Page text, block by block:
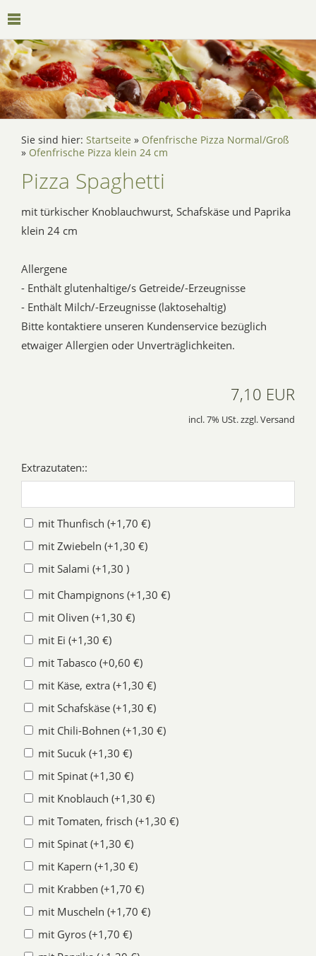
Sie sind hier: Startseite » Ofenfrische Pizza Normal/Groß
» Ofenfrische Pizza klein 24 cm
Pizza Spaghetti
mit türkischer Knoblauchwurst, Schafskäse und Paprika
klein 24 cm
Allergene
- Enthält glutenhaltige/s Getreide/-Erzeugnisse
- Enthält Milch/-Erzeugnisse (laktosehaltig)
Bitte kontaktiere unseren Kundenservice bezüglich
etwaiger Allergien oder Unverträglichkeiten.
7,10 EUR
incl. 7% USt. zzgl. Versand
Extrazutaten::
mit Thunfisch (+1,70 €)
mit Zwiebeln (+1,30 €)
mit Salami (+1,30 )
mit Champignons (+1,30 €)
mit Oliven (+1,30 €)
mit Ei (+1,30 €)
mit Tabasco (+0,60 €)
mit Käse, extra (+1,30 €)
mit Schafskäse (+1,30 €)
mit Chili-Bohnen (+1,30 €)
mit Sucuk (+1,30 €)
mit Spinat (+1,30 €)
mit Knoblauch (+1,30 €)
mit Tomaten, frisch (+1,30 €)
mit Spinat (+1,30 €)
mit Kapern (+1,30 €)
mit Krabben (+1,70 €)
mit Muscheln (+1,70 €)
mit Gyros (+1,70 €)